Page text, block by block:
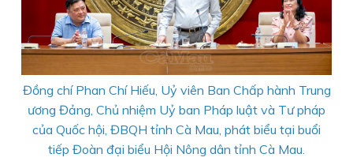
Đồng chí Phan Chí Hiếu, Uỷ viên Ban Chấp hành Trung
ương Đảng, Chủ nhiệm Uỷ ban Pháp luật và Tư pháp
của Quốc hội, ĐBQH tỉnh Cà Mau, phát biểu tại buổi
tiếp Đoàn đại biểu Hội Nông dân tỉnh Cà Mau.